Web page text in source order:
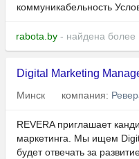
коммуникабельность
rabota.by - найдена более
Digital Marketing
Минск компания:
REVERA приглашает
маркетинга. Мы ищем
будет отвечать за